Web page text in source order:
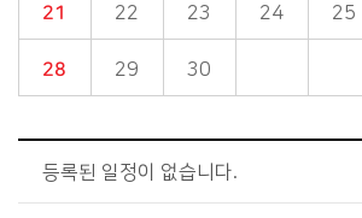
21 22 23 24 25
28 29 30
등록된 일정이 없습니다.